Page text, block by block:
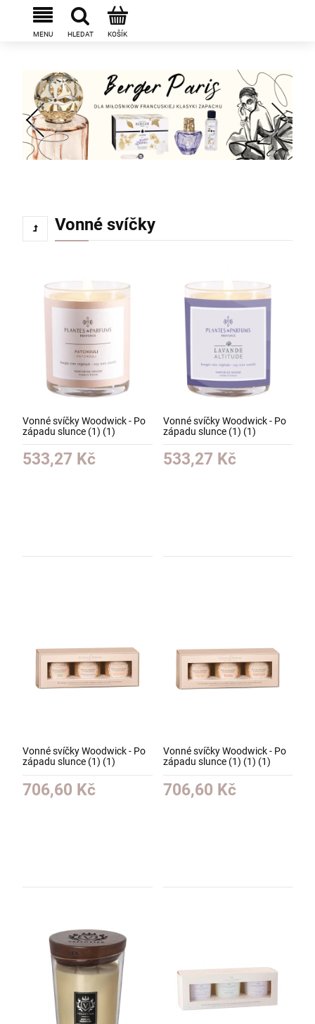
Vonné svíčky
Vonné svíčky Woodwick - Po
západu slunce (1) (1)
533,27 Kč
Vonné svíčky Woodwick - Po
západu slunce (1) (1)
533,27 Kč
Vonné svíčky Woodwick - Po
západu slunce (1) (1)
706,60 Kč
Vonné svíčky Woodwick - Po
západu slunce (1) (1) (1)
706,60 Kč